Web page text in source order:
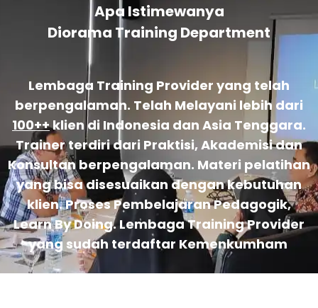
Apa Istimewanya
Diorama Training Department
Lembaga Training Provider yang telah
berpengalaman. Telah Melayani lebih dari
100++klien di Indonesia dan Asia Tenggara.
Trainer terdiri dari Praktisi, Akademisi dan
Konsultan berpengalaman. Materi pelatihan
yang bisa disesuaikan dengan kebutuhan
klien. Proses Pembelajaran Pedagogik,
Learn By Doing. Lembaga Training Provider
yang sudah terdaftar Kemenkumham